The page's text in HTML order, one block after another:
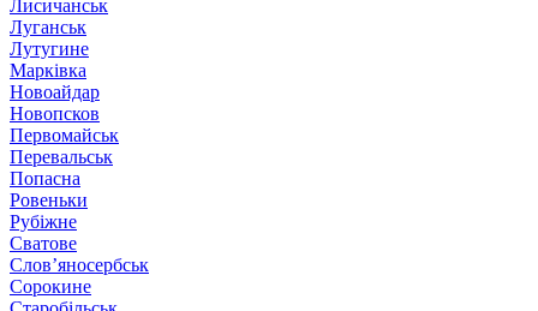
Лисичанськ
Луганськ
Лутугине
Марківка
Новоайдар
Новопсков
Первомайськ
Перевальськ
Попасна
Ровеньки
Рубіжне
Сватове
Слов’яносербськ
Сорокине